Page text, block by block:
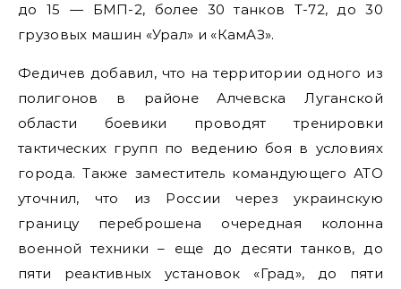
до 15 — БМП-2, более 30 танков Т-72, до 30
грузовых машин «Урал» и «КамАЗ».
Федичев добавил, что на территории одного из
полигонов в районе Алчевска Луганской
области боевики проводят тренировки
тактических групп по ведению боя в условиях
города. Также заместитель командующего АТО
уточнил, что из России через украинскую
границу переброшена очередная колонна
военной техники – еще до десяти танков, до
пяти реактивных установок «Град», до пяти